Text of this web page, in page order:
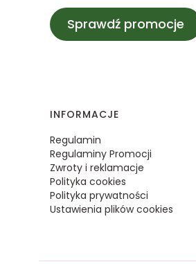
Sprawdź promocje
Linki w stopce
INFORMACJE
Regulamin
Regulaminy Promocji
Zwroty i reklamacje
Polityka cookies
Polityka prywatności
Ustawienia plików cookies